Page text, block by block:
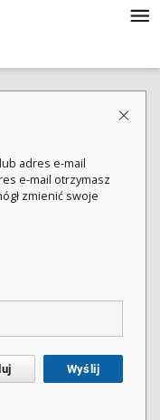
adres e-mail
e-mail otrzymasz
zmienić swoje
Wyślij